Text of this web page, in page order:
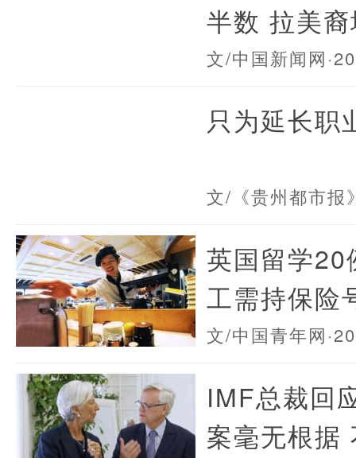
半数 拉美
文/中国新闻网
只为延长职
文/《贵州都市报
英国留学20
工需持保险
文/中国青年网
IMF总裁回
案毫无根据